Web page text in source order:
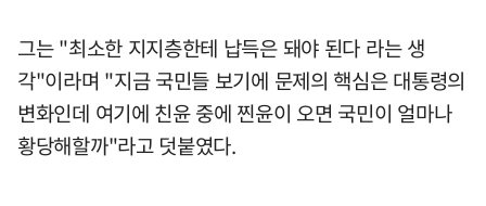
그는 "최소한 지지층한테 납득은 돼야 된다 라는 생
각"이라며 "지금 국민들 보기에 문제의 핵심은 대통령의
변화인데 여기에 친윤 중에 찐윤이 오면 국민이 얼마나
황당해할까"라고 덧붙였다.